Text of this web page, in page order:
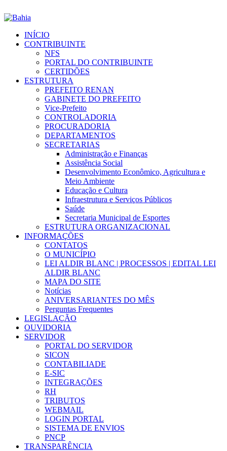
INÍCIO
CONTRIBUINTE
NFS
PORTAL DO CONTRIBUINTE
CERTIDÕES
ESTRUTURA
PREFEITO RENAN
GABINETE DO PREFEITO
Vice-Prefeito
CONTROLADORIA
PROCURADORIA
DEPARTAMENTOS
SECRETARIAS
Administração e Finanças
Assistência Social
Desenvolvimento Econômico, Agricultura e
Meio Ambiente
Educação e Cultura
Infraestrutura e Serviços Públicos
Saúde
Secretaria Municipal de Esportes
ESTRUTURA ORGANIZACIONAL
INFORMAÇÕES
CONTATOS
O MUNICÍPIO
LEI ALDIR BLANC | PROCESSOS | EDITAL LEI
ALDIR BLANC
MAPA DO SITE
Notícias
ANIVERSARIANTES DO MÊS
Perguntas Frequentes
LEGISLAÇÃO
OUVIDORIA
SERVIDOR
PORTAL DO SERVIDOR
SICON
CONTABILIADE
E-SIC
INTEGRAÇÕES
RH
TRIBUTOS
WEBMAIL
LOGIN PORTAL
SISTEMA DE ENVIOS
PNCP
TRANSPARÊNCIA